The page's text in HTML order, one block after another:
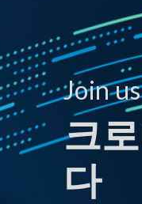
62180D-600 was
the experimental
for this study.provides
applicati
Join
크
다